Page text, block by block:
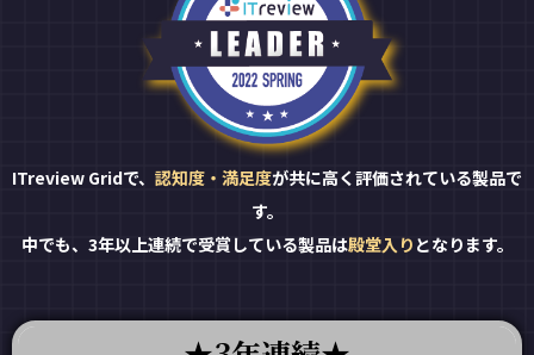
ITreview Gridで、 認知度・満足度が共に高く評価されている製品で
す。
中でも、3年以上連続で受賞している製品は殿堂入り となります。